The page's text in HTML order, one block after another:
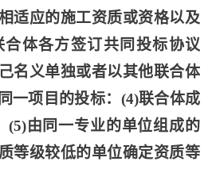
适应的施工资质或资格以及
合体各方签订共同投标协议
名义单独或者以其他联合体
一项目的投标：(4)联合体成
(5)由同一专业的单位组成的
等级较低的单位确定资质等